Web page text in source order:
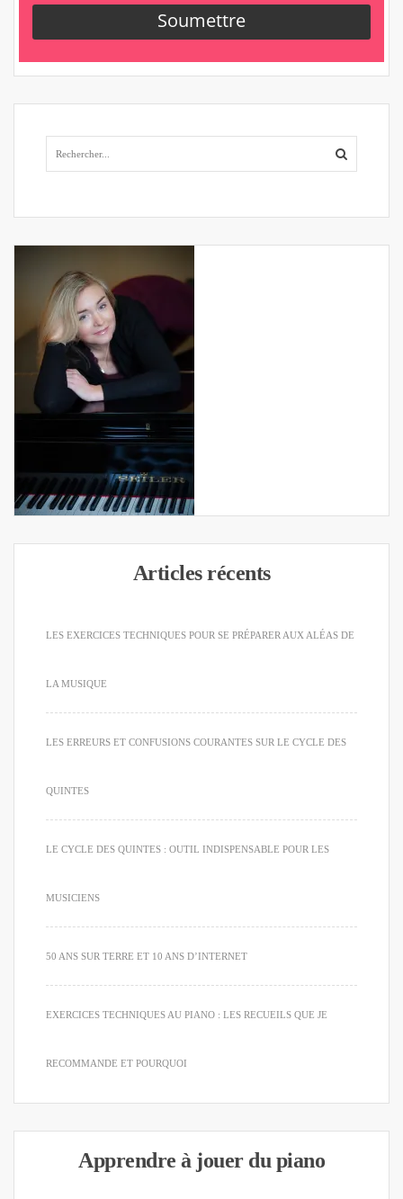
Articles récents
LES EXERCICES TECHNIQUES POUR SE PRÉPARER AUX ALÉAS DE
LA MUSIQUE
LES ERREURS ET CONFUSIONS COURANTES SUR LE CYCLE DES
QUINTES
LE CYCLE DES QUINTES : OUTIL INDISPENSABLE POUR LES
MUSICIENS
50 ANS SUR TERRE ET 10 ANS D’INTERNET
EXERCICES TECHNIQUES AU PIANO : LES RECUEILS QUE JE
RECOMMANDE ET POURQUOI
Apprendre à jouer du piano